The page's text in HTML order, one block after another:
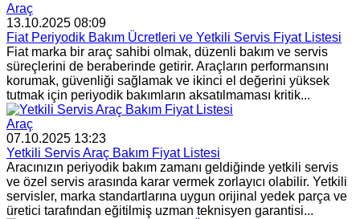
Araç
13.10.2025 08:09
Fiat Periyodik Bakım Ücretleri ve Yetkili Servis Fiyat Listesi
Fiat marka bir araç sahibi olmak, düzenli bakım ve servis
süreçlerini de beraberinde getirir. Araçların performansını
korumak, güvenliği sağlamak ve ikinci el değerini yüksek
tutmak için periyodik bakımların aksatılmaması kritik...
Araç
07.10.2025 13:23
Yetkili Servis Araç Bakım Fiyat Listesi
Aracınızın periyodik bakım zamanı geldiğinde yetkili servis
ve özel servis arasında karar vermek zorlayıcı olabilir. Yetkili
servisler, marka standartlarına uygun orijinal yedek parça ve
üretici tarafından eğitilmiş uzman teknisyen garantisi...